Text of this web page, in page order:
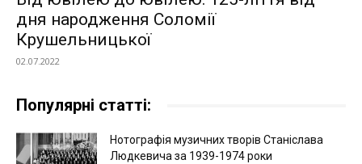
дня народження Соломії
Крушельницької
02.07.2022
Популярні статті:
Нотографія музичних творів Станіслава
Людкевича за 1939-1974 роки